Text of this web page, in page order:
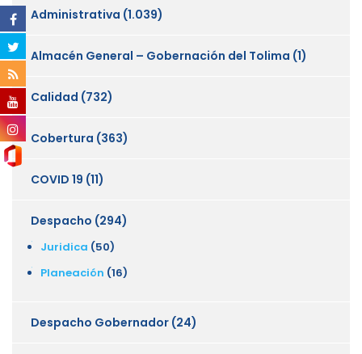
Administrativa (1.039)
Almacén General – Gobernación del Tolima (1)
Calidad (732)
Cobertura (363)
COVID 19 (11)
Despacho (294)
Juridica (50)
Planeación (16)
Despacho Gobernador (24)